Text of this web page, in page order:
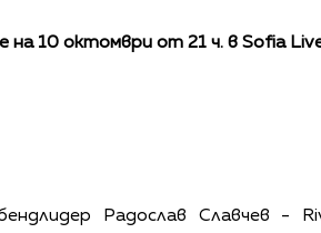
10 октомври от 21 ч. в Sofia
Радослав Славчев -